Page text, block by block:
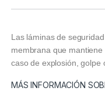
Las láminas de
membrana que
caso de explosión, golpe
MÁS INFORMACIÓN